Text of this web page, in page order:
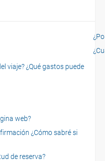
viaje? ¿Qué gastos puede
web?
¿Cómo sabré si
de reserva?